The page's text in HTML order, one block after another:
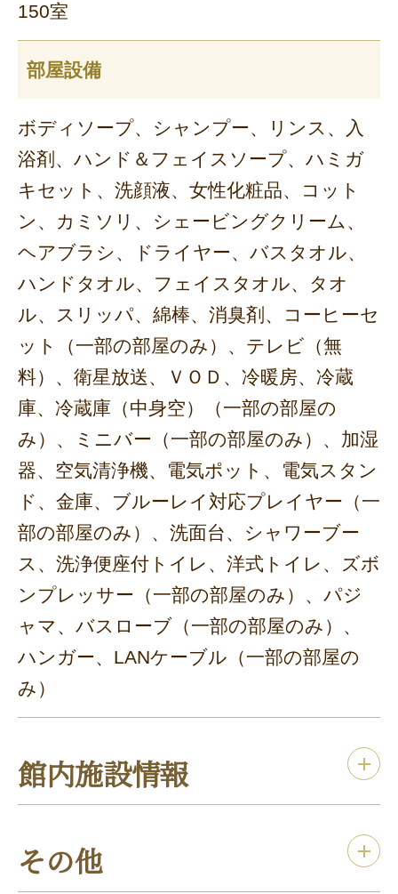
150室
部屋設備
ボディソープ、シャンプー、リンス、入
浴剤、ハンド＆フェイスソープ、ハミガ
キセット、洗顔液、女性化粧品、コット
ン、カミソリ、シェービングクリーム、
ヘアブラシ、ドライヤー、バスタオル、
ハンドタオル、フェイスタオル、タオ
ル、スリッパ、綿棒、消臭剤、コーヒーセ
ット（一部の部屋のみ）、テレビ（無
料）、衛星放送、ＶＯＤ、冷暖房、冷蔵
庫、冷蔵庫（中身空）（一部の部屋の
み）、ミニバー（一部の部屋のみ）、加湿
器、空気清浄機、電気ポット、電気スタン
ド、金庫、ブルーレイ対応プレイヤー（一
部の部屋のみ）、洗面台、シャワーブー
ス、洗浄便座付トイレ、洋式トイレ、ズボ
ンプレッサー（一部の部屋のみ）、パジ
ャマ、バスローブ（一部の部屋のみ）、
ハンガー、LANケーブル（一部の部屋の
み）
館内施設情報
その他